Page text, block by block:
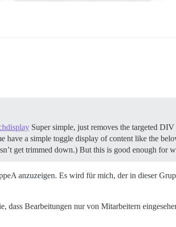
Super simple, just removes the targeted DIV
have a simple toggle display of content like the
get trimmed down.) But this is good enough for
anzuzeigen. Es wird für mich, der in dieser
dass Bearbeitungen nur von Mitarbeitern